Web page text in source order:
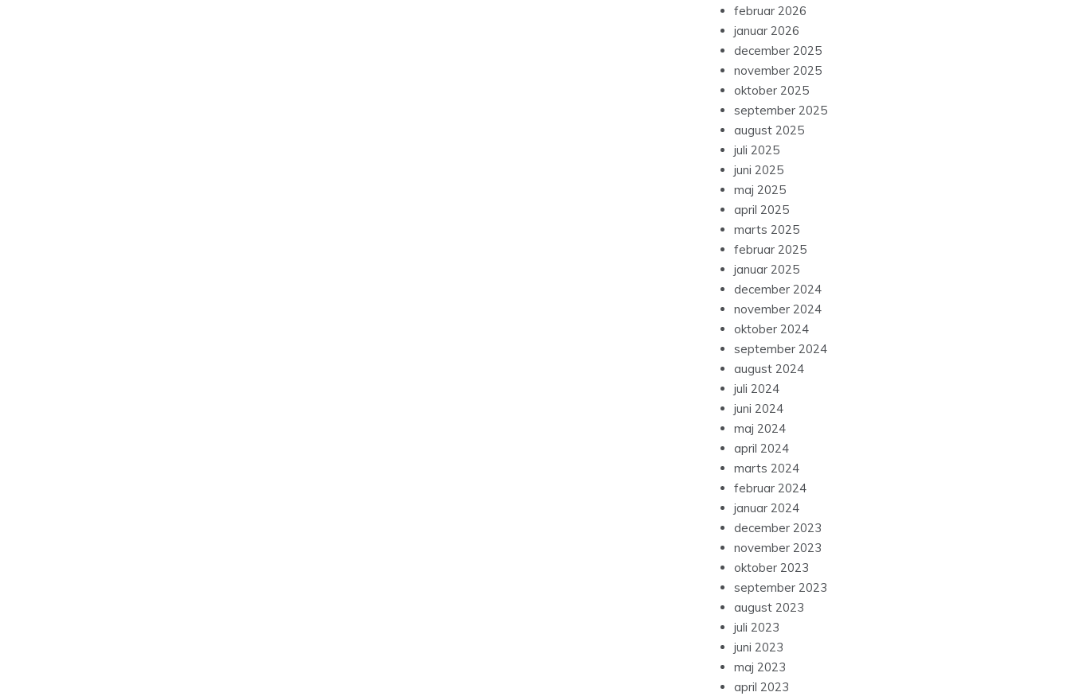
februar 2026
januar 2026
december 2025
november 2025
oktober 2025
september 2025
august 2025
juli 2025
juni 2025
maj 2025
april 2025
marts 2025
februar 2025
januar 2025
december 2024
november 2024
oktober 2024
september 2024
august 2024
juli 2024
juni 2024
maj 2024
april 2024
marts 2024
februar 2024
januar 2024
december 2023
november 2023
oktober 2023
september 2023
august 2023
juli 2023
juni 2023
maj 2023
april 2023